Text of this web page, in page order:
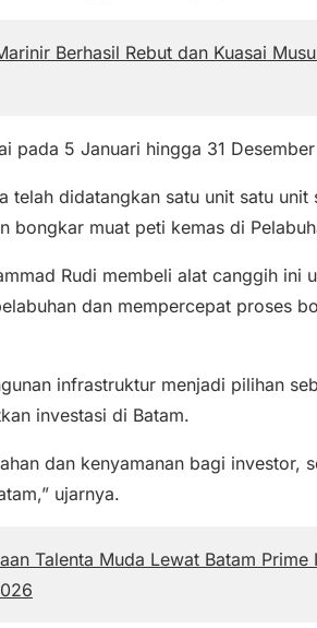
Berhasil Rebut dan Kuasai
pada 5 Januari hingga 31
telah didatangkan satu unit satu unit
bongkar muat peti kemas di
Rudi membeli alat canggih ini
dan mempercepat proses
infrastruktur menjadi pilihan
investasi di Batam.
dan kenyamanan bagi investor,
ujarnya.
Talenta Muda Lewat Batam Prime